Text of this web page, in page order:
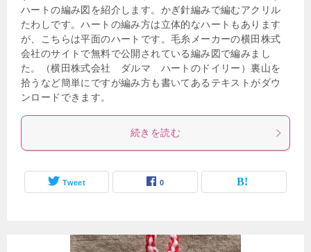
ハートの編み図を紹介します。かぎ針編みで編むアクリル
たわしです。ハートの編み方は立体的なハートもあります
が、こちらは平面のハートです。毛糸メーカーの横田株式
会社のサイトで無料で公開されている編み図で編みまし
た。（横田株式会社 ダルマ ハートのドイリー）裏山を
拾うなど簡単にですが編み方も書いてあるテキストがダウ
ンロードできます。
続きを読む
Tweet 0